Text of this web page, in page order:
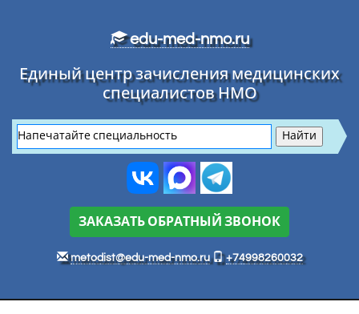
edu-med-nmo.ru
Единый центр зачисления медицинских
специалистов НМО
ЗАКАЗАТЬ ОБРАТНЫЙ ЗВОНОК
metodist@edu-med-nmo.ru +74998260032